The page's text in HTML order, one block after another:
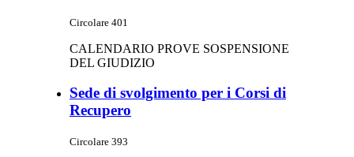
Circolare 401
CALENDARIO PROVE SOSPENSIONE
DEL GIUDIZIO
Sede di svolgimento per i Corsi di
Recupero
Circolare 393